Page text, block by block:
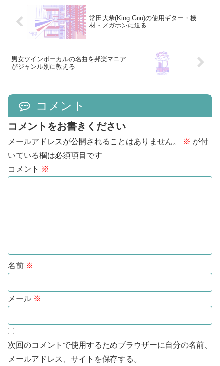
常田大希(King Gnu)の使用ギター・機
材・メガホンに迫る
男女ツインボーカルの名曲を邦楽マニア
がジャンル別に教える
コメント
コメントをお書きください
メールアドレスが公開されることはありません。 ※ が付
いている欄は必須項目です
コメント ※
名前 ※
メール ※
次回のコメントで使用するためブラウザーに自分の名前、
メールアドレス、サイトを保存する。